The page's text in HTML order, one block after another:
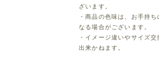
ざいます。
・商品の色味は、お手持
なる場合がございます。
・イメージ違いやサイズ
出来かねます。